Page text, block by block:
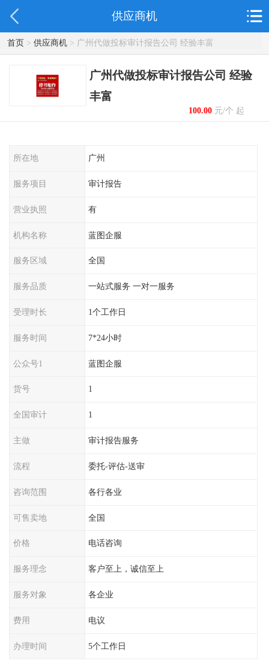
供应商机
首页> 供应商机> 广州代做投标审计报告公司 经验丰富
广州代做投标审计报告公司 经验
丰富
100.00元/个 起
所在地 广州
服务项目 审计报告
营业执照 有
机构名称 蓝图企服
服务区域 全国
服务品质 一站式服务 一对一服务
受理时长 1个工作日
服务时间 7*24小时
公众号1 蓝图企服
货号 1
全国审计 1
主做 审计报告服务
流程 委托-评估-送审
咨询范围 各行各业
可售卖地 全国
价格 电话咨询
服务理念 客户至上，诚信至上
服务对象 各企业
费用 电议
办理时间 5个工作日